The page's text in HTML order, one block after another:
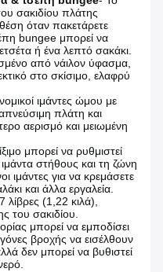
σακιδίου πλάτης
όταν πακετάρετε
bungee μπορεί να
ή ένα λεπτό σακάκι.
από νάιλον ύφασμα,
στο σκίσιμο, ελαφρύ
ιμάντες ώμου με
πλάτη και
αερισμό και μειωμένη
μπορεί να ρυθμιστεί
στήθους και τη ζώνη
ιμάντες για να κρεμάσετε
και άλλα εργαλεία.
λίβρες (1,22 κιλά),
του σακιδίου.
μπορεί να εμποδίσει
βροχής να εισέλθουν
δεν μπορεί να βυθιστεί